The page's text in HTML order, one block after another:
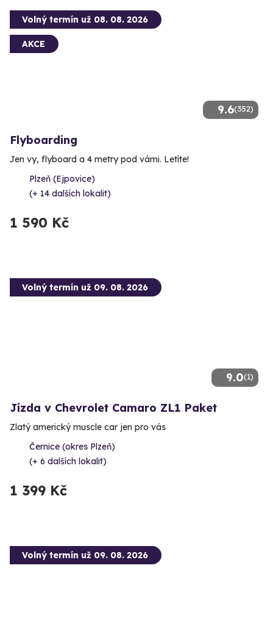
9.6(352)
Volný termín už 08. 08. 2026
AKCE
Flyboarding
Jen vy, flyboard a 4 metry pod vámi. Letíte!
Plzeň (Ejpovice)
(+ 14 dalších lokalit)
1 590 Kč
9.0(1)
Volný termín už 09. 08. 2026
Jízda v Chevrolet Camaro ZL1 Paket
Zlatý americký muscle car jen pro vás
Černice (okres Plzeň)
(+ 6 dalších lokalit)
1 399 Kč
Volný termín už 09. 08. 2026